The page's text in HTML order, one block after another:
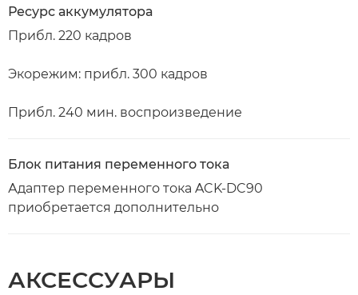
Ресурс аккумулятора
Прибл. 220 кадров
Экорежим: прибл. 300 кадров
Прибл. 240 мин. воспроизведение
Блок питания переменного тока
Адаптер переменного тока ACK-DC90
приобретается дополнительно
АКСЕССУАРЫ